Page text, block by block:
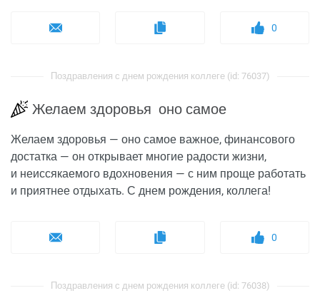
0
Поздравления с днем рождения коллеге (id: 76037)
Желаем здоровья оно самое
Желаем здоровья — оно самое важное, финансового
достатка — он открывает многие радости жизни,
и неиссякаемого вдохновения — с ним проще работать
и приятнее отдыхать. С днем рождения, коллега!
0
Поздравления с днем рождения коллеге (id: 76038)